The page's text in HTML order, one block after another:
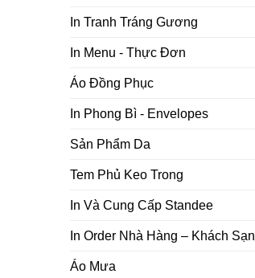
In Tranh Tráng Gương
In Menu - Thực Đơn
Áo Đồng Phục
In Phong Bì - Envelopes
Sản Phẩm Da
Tem Phủ Keo Trong
In Và Cung Cấp Standee
In Order Nhà Hàng – Khách Sạn
Áo Mưa